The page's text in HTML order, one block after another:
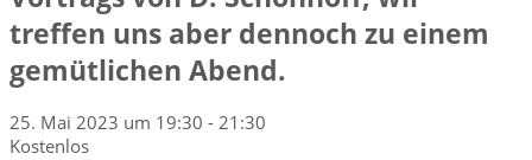
treffen uns aber dennoch zu einem
gemütlichen Abend.
25. Mai 2023 um 19:30 - 21:30
Kostenlos